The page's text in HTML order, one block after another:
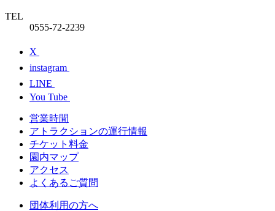
TEL
0555-72-2239
X
instagram
LINE
You Tube
営業時間
アトラクションの運行情報
チケット料⾦
園内マップ
アクセス
よくあるご質問
団体利⽤の⽅へ